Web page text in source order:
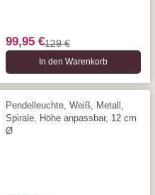
99,95 €129 €
In den Warenkorb
Pendelleuchte, Weiß, Metall,
Spirale, Höhe anpassbar, 12 cm
Ø